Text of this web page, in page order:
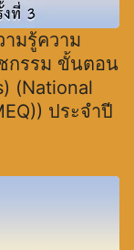
ามรู้ความ
กรรม ขั้นตอน
(National
ประจำปี